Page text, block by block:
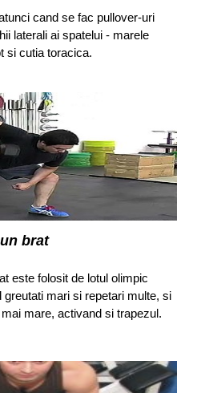
cand se fac pullover-uri
laterali ai spatelui - marele
si cutia toracica.
brat
este folosit de lotul olimpic
mari si repetari multe, si
mare, activand si trapezul.